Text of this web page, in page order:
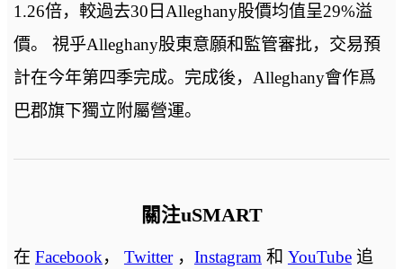
1.26倍，較過去30日Alleghany股價均值呈29%溢
價。 視乎Alleghany股東意願和監管審批，交易預
計在今年第四季完成。完成後，Alleghany會作爲
巴郡旗下獨立附屬營運。
關注uSMART
在 Facebook， Twitter， Instagram 和 YouTube追